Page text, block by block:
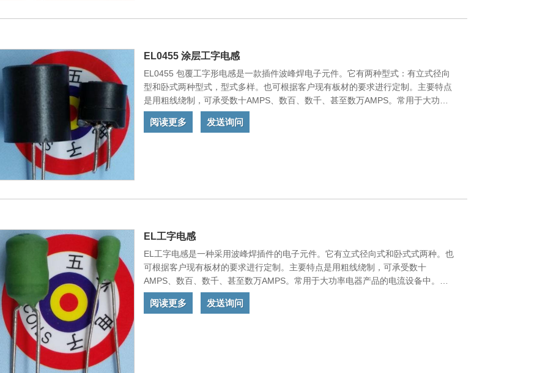
EL0455 涂层工字电感
EL0455 包覆工字形电感是一款插件波峰焊电子元件。它有两种型式：有立式径向
型和卧式两种型式，型式多样。也可根据客户现有板材的要求进行定制。主要特点
是用粗线绕制，可承受数十AMPS、数百、数千、甚至数万AMPS。常用于大功率
电器产品的电流设备中。我们的产品符合欧盟标准，并出口到中国和世界其他国
家。
阅读更多 发送询问
EL工字电感
EL工字电感是一种采用波峰焊插件的电子元件。它有立式径向式和卧式式两种。也
可根据客户现有板材的要求进行定制。主要特点是用粗线绕制，可承受数十
AMPS、数百、数千、甚至数万AMPS。常用于大功率电器产品的电流设备中。我
们的产品符合欧盟标准，并出口到中国和世界其他国家。
阅读更多 发送询问